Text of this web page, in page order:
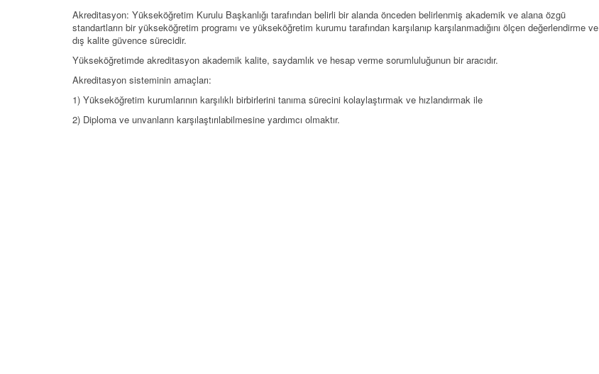
Akreditasyon: Yükseköğretim Kurulu Başkanlığı tarafından belirli bir alanda önceden belirlenmiş akademik ve alana özgü
standartların bir yükseköğretim programı ve yükseköğretim kurumu tarafından karşılanıp karşılanmadığını ölçen değerlendirme ve
dış kalite güvence sürecidir.
Yükseköğretimde akreditasyon akademik kalite, saydamlık ve hesap verme sorumluluğunun bir aracıdır.
Akreditasyon sisteminin amaçları:
1) Yükseköğretim kurumlarının karşılıklı birbirlerini tanıma sürecini kolaylaştırmak ve hızlandırmak ile
2) Diploma ve unvanların karşılaştırılabilmesine yardımcı olmaktır.